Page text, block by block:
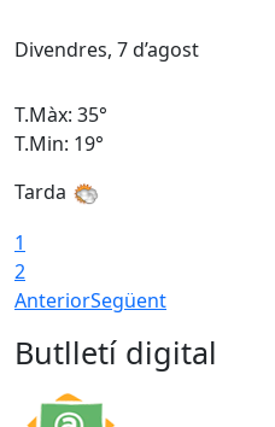
Divendres, 7 d’agost
T.Màx: 35°
T.Min: 19°
Tarda
1
2
AnteriorSegüent
Butlletí digital